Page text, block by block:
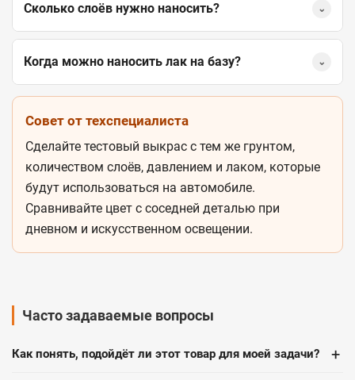
Сколько слоёв нужно наносить? ⌄
Когда можно наносить лак на базу? ⌄
Совет от техспециалиста
Сделайте тестовый выкрас с тем же грунтом,
количеством слоёв, давлением и лаком, которые
будут использоваться на автомобиле.
Сравнивайте цвет с соседней деталью при
дневном и искусственном освещении.
Часто задаваемые вопросы
Как понять, подойдёт ли этот товар для моей задачи? +